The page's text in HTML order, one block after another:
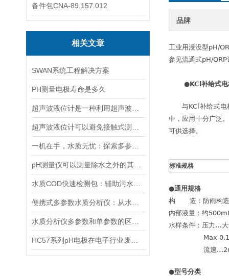
备件包CNA-89.157.012
相关文章
SWAN系统工程解决方案
PH测量电极寿命是多久
品牌
工业用浸没型pH/
参见流通式pH/
●KCl补给式电
与KCl补给式电极
中，应用十分广泛
可供选择。
标准规格
●通用规格
构 造：防雨构造
内部液量：约
水样条件：压力…
Max
流速…2m/
●型号分类